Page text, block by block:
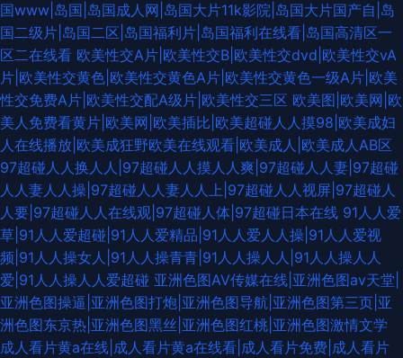
国www|岛国|岛国成人网|岛国大片11k影院|岛国大片国产自|岛
国二级片|岛国二区|岛国福利片|岛国福利在线看|岛国高清区一
区二在线看 欧美性交A片|欧美性交B|欧美性交dvd|欧美性交vA
片|欧美性交黄色|欧美性交黄色A片|欧美性交黄色一级A片|欧美
性交免费A片|欧美性交配A级片|欧美性交三区 欧美图|欧美网|欧
美人免费看黄片|欧美网|欧美插比|欧美超碰人人摸98|欧美成妇
人在线播放|欧美成狂野欧美在线观看|欧美成人|欧美成人AB区
97超碰人人换人人|97超碰人人摸人人爽|97超碰人人妻|97超碰
人人妻人人操|97超碰人人妻人人上|97超碰人人视屏|97超碰人
人要|97超碰人人在线观|97超碰人体|97超碰日本在线 91人人爱
草|91人人爱超碰|91人人爱精品|91人人爱人人操|91人人爱视
频|91人人操女人|91人人操青青|91人人操人人|91人人操人人
爱|91人人操人人爱超碰 亚洲色图AV传媒在线|亚洲色图av天堂|
亚洲色图操逼|亚洲色图打炮|亚洲色图导航|亚洲色图第三页|亚
洲色图东京热|亚洲色图黑丝|亚洲色图红桃|亚洲色图激情文学
成人看片黄a在线|成人看片黄a在线看|成人看片免费|成人看片